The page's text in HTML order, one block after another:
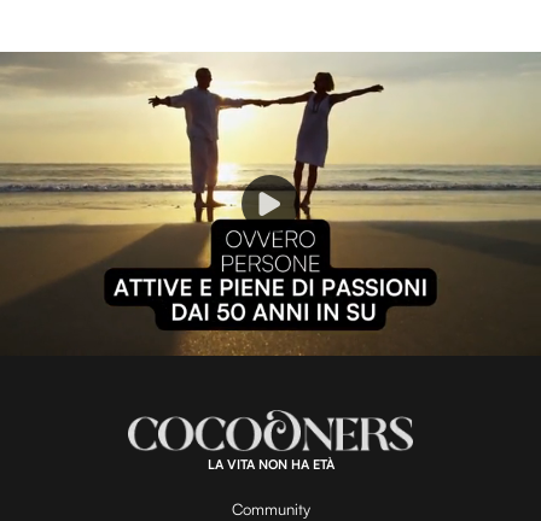
P
l
a
:
1
0
0
.
0
LA VITA NON HA ETÀ
Community